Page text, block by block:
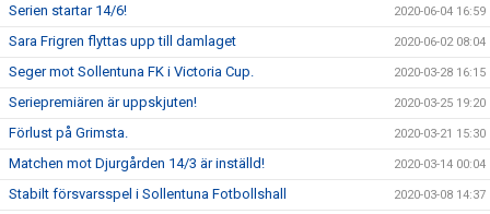
Serien startar 14/6! 2020-06-04 16:59
Sara Frigren flyttas upp till damlaget 2020-06-02 08:04
Seger mot Sollentuna FK i Victoria Cup. 2020-03-28 16:15
Seriepremiären är uppskjuten! 2020-03-25 19:20
Förlust på Grimsta. 2020-03-21 15:30
Matchen mot Djurgården 14/3 är inställd! 2020-03-14 00:04
Stabilt försvarsspel i Sollentuna Fotbollshall 2020-03-08 14:37